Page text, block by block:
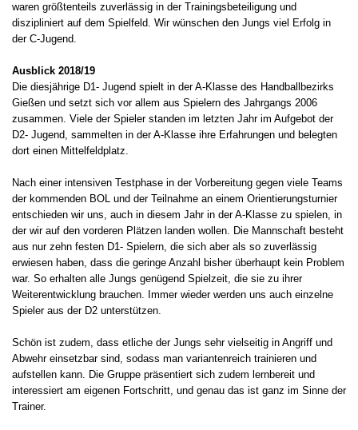
waren größtenteils zuverlässig in der Trainingsbeteiligung und
diszipliniert auf dem Spielfeld. Wir wünschen den Jungs viel Erfolg in
der C-Jugend.
Ausblick 2018/19
Die diesjährige D1- Jugend spielt in der A-Klasse des Handballbezirks
Gießen und setzt sich vor allem aus Spielern des Jahrgangs 2006
zusammen. Viele der Spieler standen im letzten Jahr im Aufgebot der
D2- Jugend, sammelten in der A-Klasse ihre Erfahrungen und belegten
dort einen Mittelfeldplatz.
Nach einer intensiven Testphase in der Vorbereitung gegen viele Teams
der kommenden BOL und der Teilnahme an einem Orientierungsturnier
entschieden wir uns, auch in diesem Jahr in der A-Klasse zu spielen, in
der wir auf den vorderen Plätzen landen wollen. Die Mannschaft besteht
aus nur zehn festen D1- Spielern, die sich aber als so zuverlässig
erwiesen haben, dass die geringe Anzahl bisher überhaupt kein Problem
war. So erhalten alle Jungs genügend Spielzeit, die sie zu ihrer
Weiterentwicklung brauchen. Immer wieder werden uns auch einzelne
Spieler aus der D2 unterstützen.
Schön ist zudem, dass etliche der Jungs sehr vielseitig in Angriff und
Abwehr einsetzbar sind, sodass man variantenreich trainieren und
aufstellen kann. Die Gruppe präsentiert sich zudem lernbereit und
interessiert am eigenen Fortschritt, und genau das ist ganz im Sinne der
Trainer.